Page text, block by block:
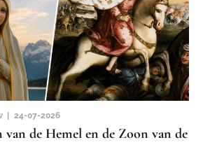
| 24-07-2026
de Hemel en de Zoon van de